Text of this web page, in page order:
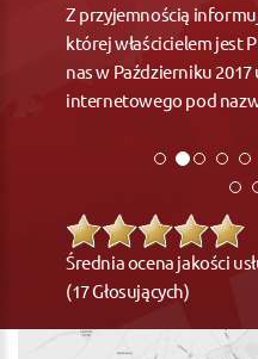
Z przyjemnością
której właścicielem jest
nas w Październiku
internetowego pod
Średnia ocena jakości
(17 Głosujących)